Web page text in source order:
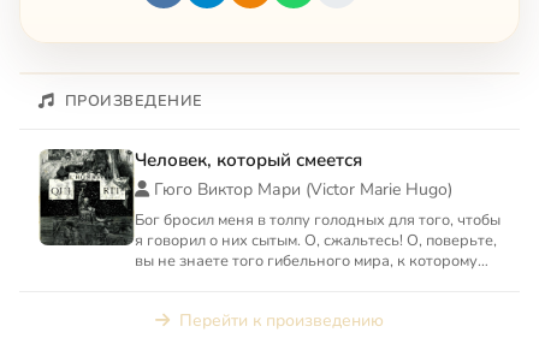
ПРОИЗВЕДЕНИЕ
Человек, который смеется
Гюго Виктор Мари (Victor Marie Hugo)
Бог бросил меня в толпу голодных для того, чтобы
я говорил о них сытым. О, сжальтесь! О, поверьте,
вы не знаете того гибельного мира, к которому
Перейти к произведению